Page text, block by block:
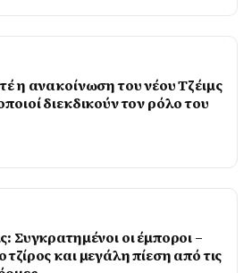
η ανακοίνωση του νέου Τζέιμς
διεκδικούν τον ρόλο του
Συγκρατημένοι οι έμποροι –
και μεγάλη πίεση από τις